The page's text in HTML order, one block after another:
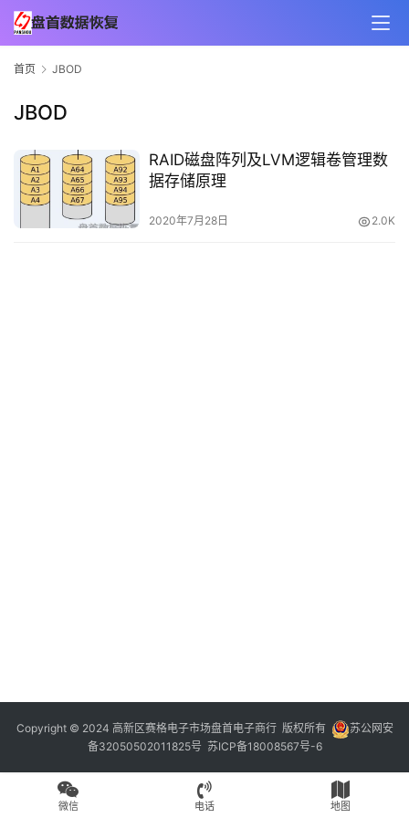
首页 JBOD
JBOD
RAID磁盘阵列及LVM逻辑卷管理数
据存储原理
2020年7月28日 2.0K
Copyright © 2024 高新区赛格电子市场盘首电子商行 版权所有
苏公网安
备32050502011825号 苏ICP备18008567号-6
微信 电话 地图